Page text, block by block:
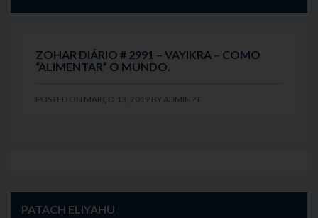
ZOHAR DIÁRIO # 2991 – VAYIKRA – COMO
“ALIMENTAR” O MUNDO.
POSTED ON MARÇO 13, 2019 BY ADMINPT
PATACH ELIYAHU